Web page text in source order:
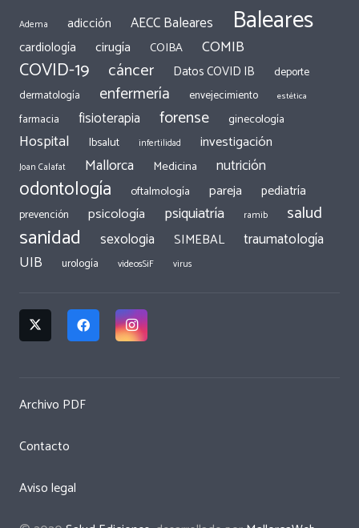
Adema adicción AECC Baleares Baleares
cardiología cirugía COIBA COMIB
COVID-19 cáncer Datos COVID IB
deporte
dermatología
enfermería envejecimiento estética
farmacia fisioterapia forense ginecología
Hospital Ibsalut infertilidad investigación
Joan Calafat Mallorca Medicina nutrición
odontología oftalmología pareja pediatría
prevención psicología psiquiatría ramib salud
sanidad sexologia SIMEBAL traumatología
UIB urología videosSiF virus
Archivo PDF
Contacto
Aviso legal